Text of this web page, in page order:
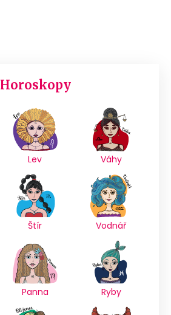
Horoskopy
Lev Váhy
Štír Vodnář
Panna Ryby